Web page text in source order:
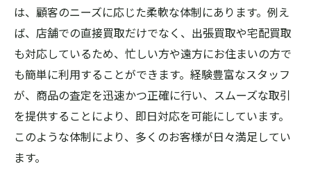
は、顧客のニーズに応じた柔軟な体制にあります。例え
ば、店舗での直接買取だけでなく、出張買取や宅配買取
も対応しているため、忙しい方や遠方にお住まいの方で
も簡単に利用することができます。経験豊富なスタッフ
が、商品の査定を迅速かつ正確に行い、スムーズな取引
を提供することにより、即日対応を可能にしています。
このような体制により、多くのお客様が日々満足してい
ます。